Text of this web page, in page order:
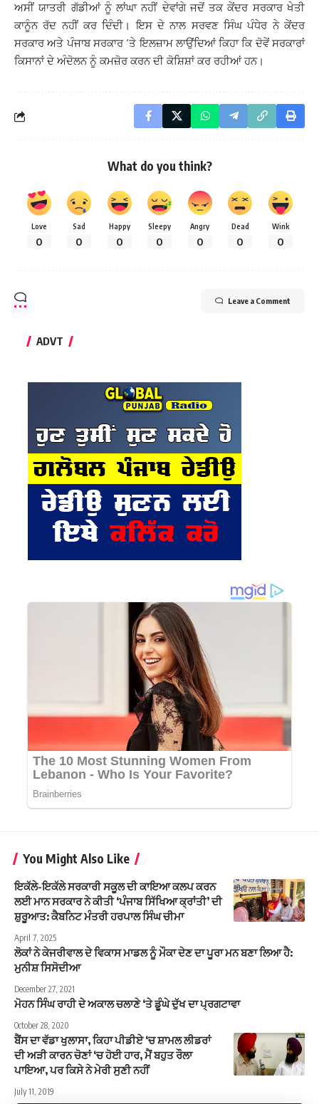
ਅਸੀਂ ਯਾਤਰੀ ਗੱਡੀਆਂ ਨੂੰ ਲਾਂਘਾ ਨਹੀਂ ਦੇਵਾਂਗੇ ਜਦੋਂ ਤਕ ਕੇਂਦਰ ਸਰਕਾਰ ਖੇਤੀ
ਕਾਨੂੰਨ ਰੱਦ ਨਹੀਂ ਕਰ ਦਿੰਦੀ। ਇਸ ਦੇ ਨਾਲ ਸਰਵਣ ਸਿੰਘ ਪੰਧੇਰ ਨੇ ਕੇਂਦਰ
ਸਰਕਾਰ ਅਤੇ ਪੰਜਾਬ ਸਰਕਾਰ ‘ਤੇ ਇਲਜ਼ਾਮ ਲਾਉਂਦਿਆਂ ਕਿਹਾ ਕਿ ਦੋਵੇਂ ਸਰਕਾਰਾਂ
ਕਿਸਾਨਾਂ ਦੇ ਅੰਦੋਲਨ ਨੂੰ ਕਮਜ਼ੋਰ ਕਰਨ ਦੀ ਕੋਸ਼ਿਸ਼ਾਂ ਕਰ ਰਹੀਆਂ ਹਨ।
What do you think?
Love
0
Sad
0
Happy
0
Sleepy
0
Angry
0
Dead
0
Wink
0
Leave a Comment
ADVT
You Might Also Like
ਇਕੱਲੇ-ਇਕੱਲੇ ਸਰਕਾਰੀ ਸਕੂਲ ਦੀ ਕਾਇਆ ਕਲਪ ਕਰਨ
ਲਈ ਮਾਨ ਸਰਕਾਰ ਨੇ ਕੀਤੀ ‘ਪੰਜਾਬ ਸਿੱਖਿਆ ਕ੍ਰਾਂਤੀ’ ਦੀ
ਸ਼ੁਰੂਆਤ: ਕੈਬਨਿਟ ਮੰਤਰੀ ਹਰਪਾਲ ਸਿੰਘ ਚੀਮਾ
April 7, 2025
ਲੋਕਾਂ ਨੇ ਕੇਜਰੀਵਾਲ ਦੇ ਵਿਕਾਸ ਮਾਡਲ ਨੂੰ ਮੌਕਾ ਦੇਣ ਦਾ ਪੂਰਾ ਮਨ ਬਣਾ ਲਿਆ ਹੈ:
ਮੁਨੀਸ਼ ਸਿਸੋਦੀਆ
December 27, 2021
ਮੋਹਨ ਸਿੰਘ ਰਾਹੀ ਦੇ ਅਕਾਲ ਚਲਾਣੇ ‘ਤੇ ਡੂੰਘੇ ਦੁੱਖ ਦਾ ਪ੍ਰਗਟਾਵਾ
October 28, 2020
ਬੈਂਸ ਦਾ ਵੱਡਾ ਖੁਲਾਸਾ, ਕਿਹਾ ਪੀਡੀਏ ‘ਚ ਸ਼ਾਮਲ ਲੀਡਰਾਂ
ਦੀ ਅੜੀ ਕਾਰਨ ਚੋਣਾਂ ‘ਚ ਹੋਈ ਹਾਰ, ਮੈਂ ਬਹੁਤ ਰੌਲਾ
ਪਾਇਆ, ਪਰ ਕਿਸੇ ਨੇ ਮੇਰੀ ਸੁਣੀ ਨਹੀਂ
July 11, 2019